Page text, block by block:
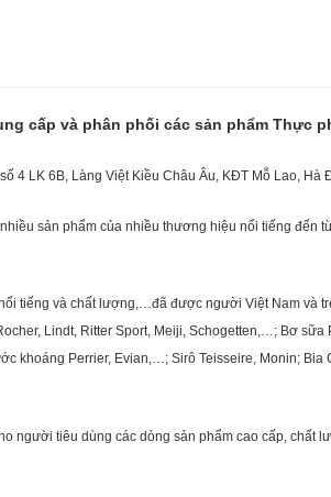
cấp và phân phối các sản phẩm Thực
4 LK 6B, Làng Việt Kiều Châu Âu, KĐT Mỗ Lao, Hà
sản phẩm của nhiều thương hiệu nổi tiếng đến
tiếng và chất lượng,…đã được người Việt Nam và
Lindt, Ritter Sport, Meiji, Schogetten,…; Bơ
khoáng Perrier, Evian,…; Sirô Teisseire, Monin;
người tiêu dùng các dòng sản phẩm cao cấp, chất